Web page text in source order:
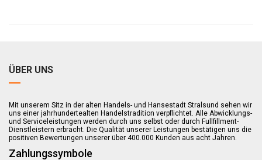
ÜBER UNS
Mit unserem Sitz in der alten Handels- und Hansestadt Stralsund sehen wir
uns einer jahrhundertealten Handelstradition verpflichtet. Alle Abwicklungs-
und Serviceleistungen werden durch uns selbst oder durch Fullfillment-
Dienstleistern erbracht. Die Qualität unserer Leistungen bestätigen uns die
positiven Bewertungen unserer über 400.000 Kunden aus acht Jahren.
Zahlungssymbole